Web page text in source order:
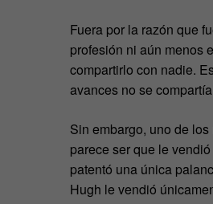
Fuera por la razón que
profesión ni aún menos
compartirlo con nadie.
avances no se
Sin embargo, uno de
parece ser que le
patentó una única
Hugh le vendió